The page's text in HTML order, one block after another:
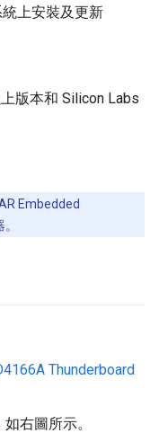
上安裝及更新
版本和 Silicon Labs
Embedded
Thunderboard
如右圖所示。